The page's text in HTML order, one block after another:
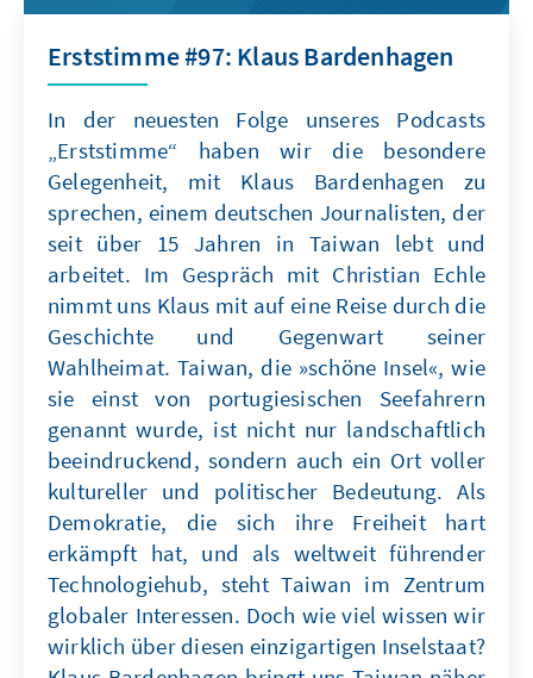
Erststimme #97: Klaus Bardenhagen
In der neuesten Folge unseres Podcasts
„Erststimme“ haben wir die besondere
Gelegenheit, mit Klaus Bardenhagen zu
sprechen, einem deutschen Journalisten, der
seit über 15 Jahren in Taiwan lebt und
arbeitet. Im Gespräch mit Christian Echle
nimmt uns Klaus mit auf eine Reise durch die
Geschichte und Gegenwart seiner
Wahlheimat. Taiwan, die »schöne Insel«, wie
sie einst von portugiesischen Seefahrern
genannt wurde, ist nicht nur landschaftlich
beeindruckend, sondern auch ein Ort voller
kultureller und politischer Bedeutung. Als
Demokratie, die sich ihre Freiheit hart
erkämpft hat, und als weltweit führender
Technologiehub, steht Taiwan im Zentrum
globaler Interessen. Doch wie viel wissen wir
wirklich über diesen einzigartigen Inselstaat?